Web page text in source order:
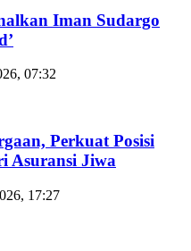
Iman Sudargo
07:32
Perkuat Posisi
Asuransi Jiwa
17:27